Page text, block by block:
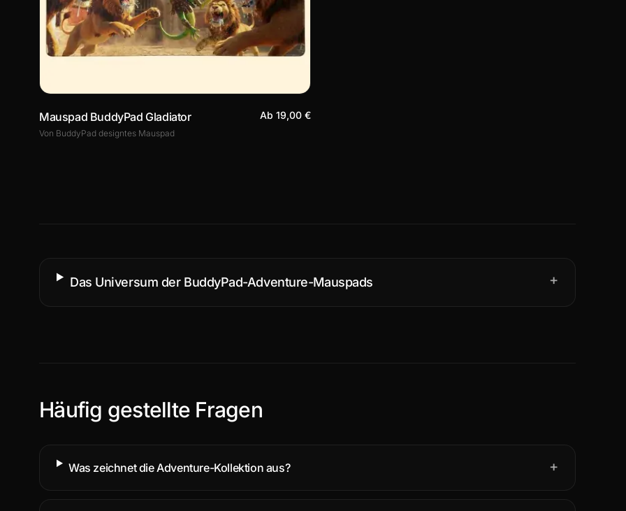
Mauspad BuddyPad Gladiator
Von BuddyPad designtes Mauspad
Ab 19,00 €
Das Universum der BuddyPad-Adventure-Mauspads +
Häufig gestellte Fragen
Was zeichnet die Adventure-Kollektion aus? +